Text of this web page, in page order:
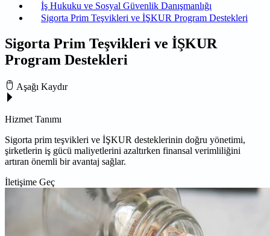
İş Hukuku ve Sosyal Güvenlik Danışmanlığı
Sigorta Prim Teşvikleri ve İŞKUR Program Destekleri
Sigorta Prim Teşvikleri ve İŞKUR
Program Destekleri
Aşağı Kaydır
Hizmet Tanımı
Sigorta prim teşvikleri ve İŞKUR desteklerinin doğru yönetimi,
şirketlerin iş gücü maliyetlerini azaltırken finansal verimliliğini
artıran önemli bir avantaj sağlar.
İletişime Geç